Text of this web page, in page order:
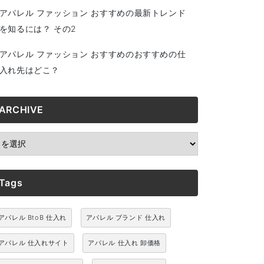
パレル ファッション おすすめの最新トレンド
知るには？ その2
パレル ファッション おすすめのおすすめの仕
れ先はどこ？
パレル BtoB 仕入れ アパレル ブランド 仕入れ
パレル 仕入れサイト アパレル 仕入れ 卸価格